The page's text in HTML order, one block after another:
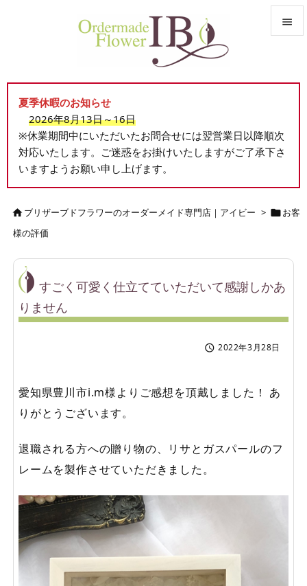


前へ

検索
夏季休暇のお知らせ
2026年8月13日～16日
※休業期間中にいただいたお問合せには翌営業日以降順次
対応いたします。ご迷惑をお掛けいたしますがご了承下さ
いますようお願い申し上げます。
ブリザーブドフラワーのオーダーメイド専門店｜アイビー > お客
様の評価
すごく可愛く仕立てていただいて感謝しかあ
りません
 2022年3月28日
愛知県豊川市i.m様よりご感想を頂戴しました！ あ
りがとうございます。
退職される方への贈り物の、リサとガスパールのフ
レームを製作させていただきました。